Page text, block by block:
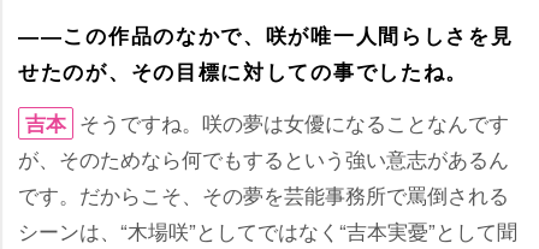
――この作品のなかで、咲が唯一人間らしさを見
せたのが、その目標に対しての事でしたね。
吉本 そうですね。咲の夢は女優になることなんです
が、そのためなら何でもするという強い意志があるん
です。だからこそ、その夢を芸能事務所で罵倒される
シーンは、“木場咲”としてではなく“吉本実憂”として聞